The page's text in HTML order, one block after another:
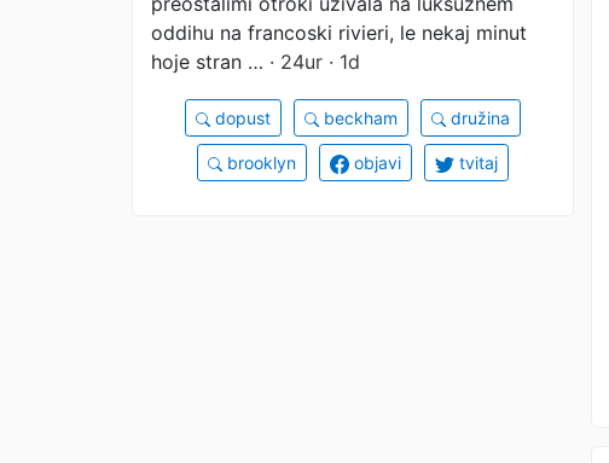
oddihu na francoski rivieri, le nekaj minut
hoje stran … · 24ur · 1d
dopust beckham družina
brooklyn objavi tvitaj